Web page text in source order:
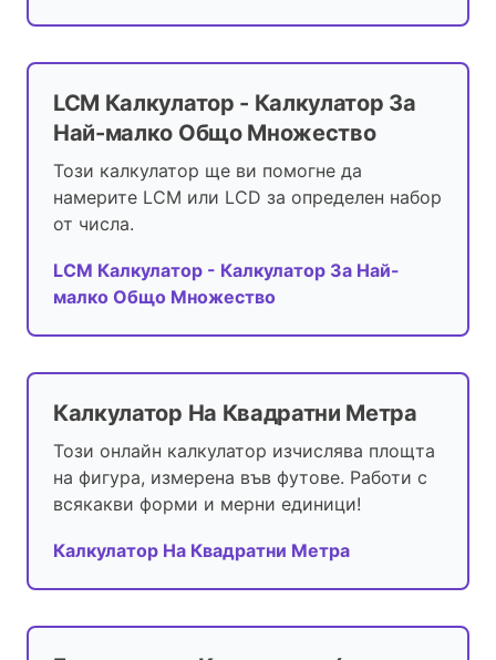
LCM Калкулатор - Калкулатор За
Най-малко Общо Множество
Този калкулатор ще ви помогне да
намерите LCM или LCD за определен набор
от числа.
LCM Калкулатор - Калкулатор За Най-
малко Общо Множество
Калкулатор На Квадратни Метра
Този онлайн калкулатор изчислява площта
на фигура, измерена във футове. Работи с
всякакви форми и мерни единици!
Калкулатор На Квадратни Метра